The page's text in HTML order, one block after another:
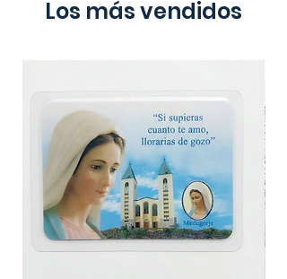
Los más vendidos